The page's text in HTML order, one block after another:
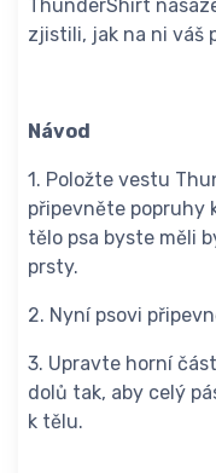
ThunderShirt
zjistili, jak na ni váš
Návod
1. Položte vestu
připevněte popruhy
tělo psa byste měli
prsty.
2. Nyní psovi
3. Upravte horní
dolů tak, aby celý
k tělu.